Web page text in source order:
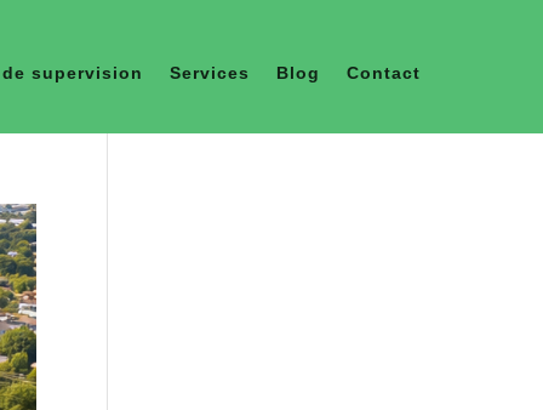
de supervision Services Blog Contact